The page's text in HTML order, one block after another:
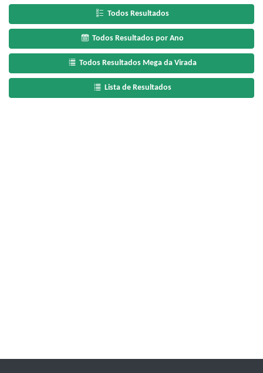
Todos Resultados
Todos Resultados por Ano
Todos Resultados Mega da Virada
Lista de Resultados